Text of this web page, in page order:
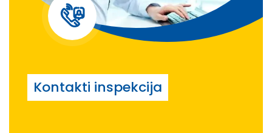
Kontakti inspekcija